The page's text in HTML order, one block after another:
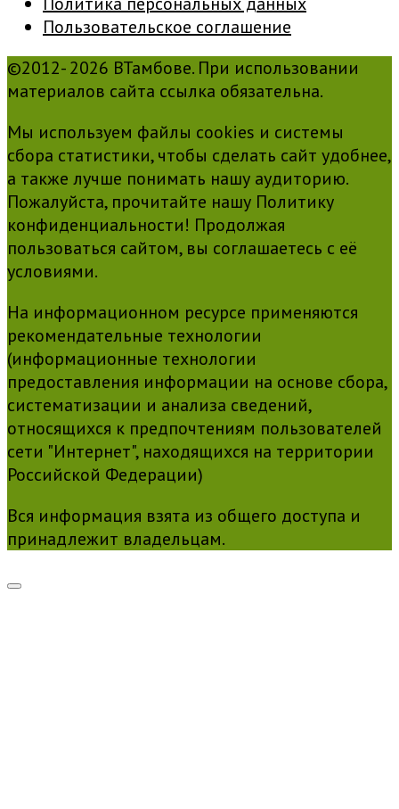
Пользовательское соглашение
©2012- 2026 ВТамбове. При использовании
материалов сайта ссылка обязательна.
Мы используем файлы cookies и системы
сбора статистики, чтобы сделать сайт удобнее,
а также лучше понимать нашу аудиторию.
Пожалуйста, прочитайте нашу Политику
конфиденциальности! Продолжая
пользоваться сайтом, вы соглашаетесь с её
условиями.
На информационном ресурсе применяются
рекомендательные технологии
(информационные технологии
предоставления информации на основе сбора,
систематизации и анализа сведений,
относящихся к предпочтениям пользователей
сети "Интернет", находящихся на территории
Российской Федерации)
Вся информация взята из общего доступа и
принадлежит владельцам.